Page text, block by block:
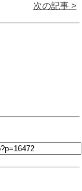
次の記事 >